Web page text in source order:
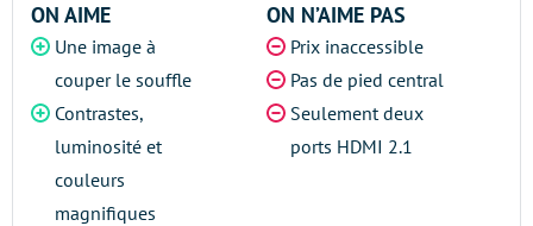
ON AIME
Une image à
couper le souffle
Contrastes,
luminosité et
couleurs
magnifiques
ON N’AIME PAS
Prix inaccessible
Pas de pied central
Seulement deux
ports HDMI 2.1